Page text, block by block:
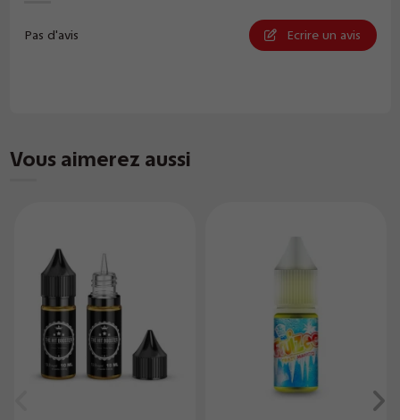
Pas d'avis Ecrire un avis
Vous aimerez aussi